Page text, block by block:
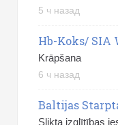
5 ч назад
Hb-Koks/ SIA
Krāpšana
6 ч назад
Baltijas
Slikta izglītības